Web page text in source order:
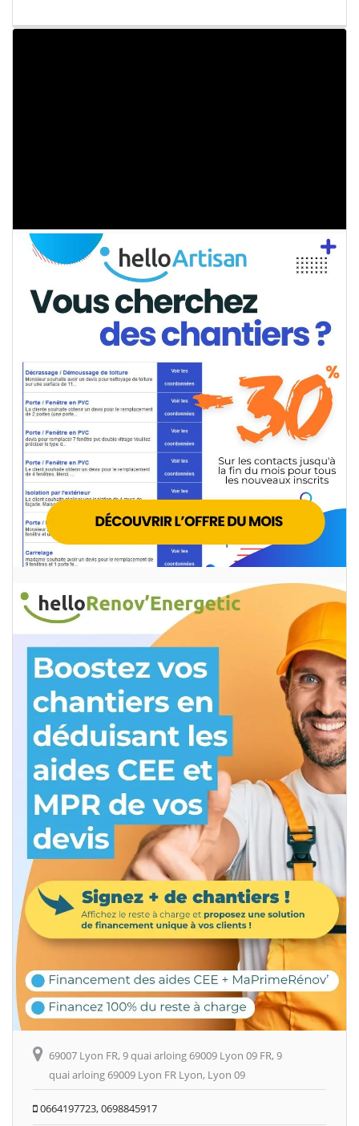
69007 Lyon FR, 9 quai arloing 69009 Lyon 09 FR, 9
quai arloing 69009 Lyon FR Lyon, Lyon 09
0664197723, 0698845917